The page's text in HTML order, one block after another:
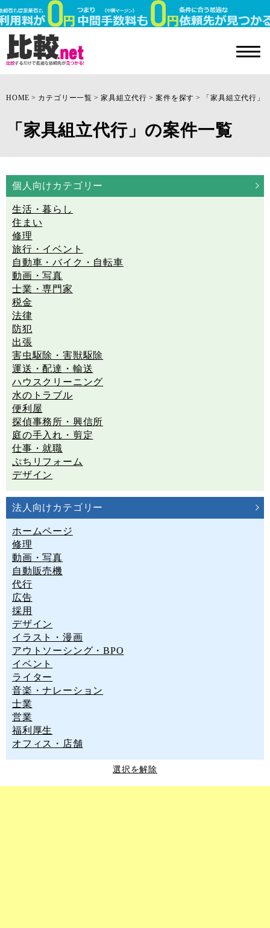
HOME カテゴリー一覧 家具組立代行 案件を探す 「家具組立代行」
「家具組立代行」の案件一覧
個人向けカテゴリー
生活・暮らし
住まい
修理
旅行・イベント
自動車・バイク・自転車
動画・写真
士業・専門家
税金
法律
防犯
出張
害虫駆除・害獣駆除
運送・配達・輸送
ハウスクリーニング
水のトラブル
便利屋
探偵事務所・興信所
庭の手入れ・剪定
仕事・就職
ぷちリフォーム
デザイン
法人向けカテゴリー
ホームページ
修理
動画・写真
自動販売機
代行
広告
採用
デザイン
イラスト・漫画
アウトソーシング・BPO
イベント
ライター
音楽・ナレーション
士業
営業
福利厚生
オフィス・店舗
選択を解除